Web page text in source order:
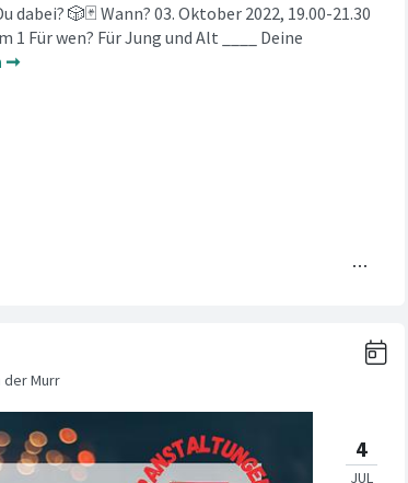
🎲🃏 Wann? 03. Oktober 2022, 19.00-21.30
1 Für wen? Für Jung und Alt ____ Deine
➞